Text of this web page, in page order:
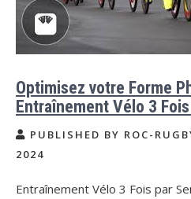
Optimisez votre Forme
Entraînement Vélo 3
PUBLISHED BY ROC-
2024
Entraînement Vélo 3 Fois par